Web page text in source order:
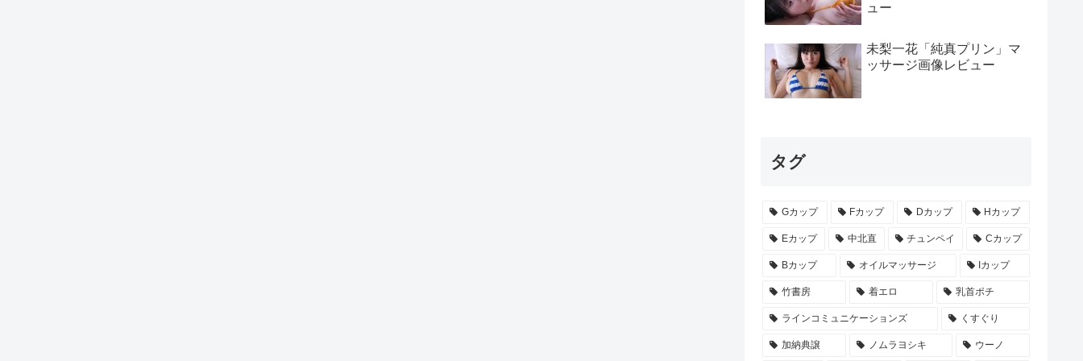
ュー
未梨一花「純真プリン」マ
ッサージ画像レビュー
タグ
Gカップ Fカップ Dカップ Hカップ
Eカップ 中北直 チュンペイ Cカップ
Bカップ オイルマッサージ Iカップ
竹書房 着エロ 乳首ポチ
ラインコミュニケーションズ くすぐり
加納典譲 ノムラヨシキ ウーノ